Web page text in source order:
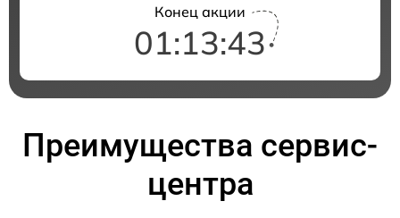
Конец акции
01:13:42
Преимущества сервис-
центра